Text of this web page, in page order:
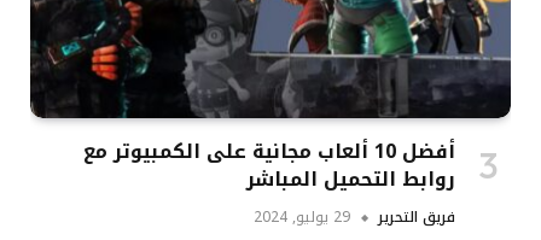
أفضل 10 ألعاب مجانية على الكمبيوتر مع
روابط التحميل المباشر
فريق التحرير 29 يوليو, 2024